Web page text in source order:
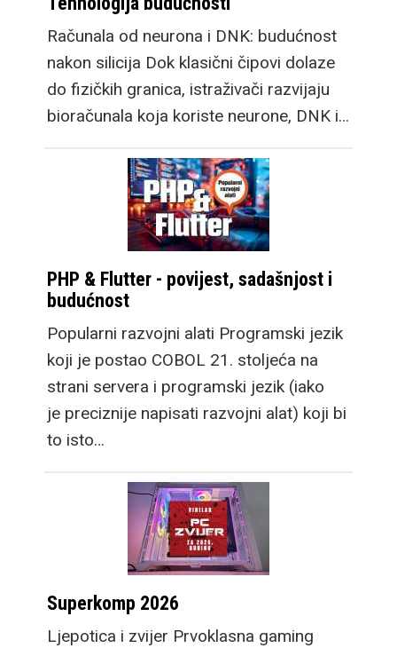
Računala od neurona i DNK: budućnost
nakon silicija Dok klasični čipovi dolaze
do fizičkih granica, istraživači razvijaju
bioračunala koja koriste neurone, DNK i…
PHP & Flutter - povijest, sadašnjost i
budućnost
Popularni razvojni alati Programski jezik
koji je postao COBOL 21. stoljeća na
strani servera i programski jezik (iako
je preciznije napisati razvojni alat) koji bi
to isto…
Superkomp 2026
Ljepotica i zvijer Prvoklasna gaming